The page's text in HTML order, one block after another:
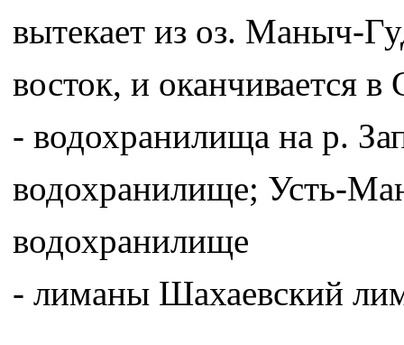
вытекает из оз. Маныч-
восток, и оканчивается в
- водохранилища на р.
водохранилище; Усть-
водохранилище
- лиманы Шахаевский